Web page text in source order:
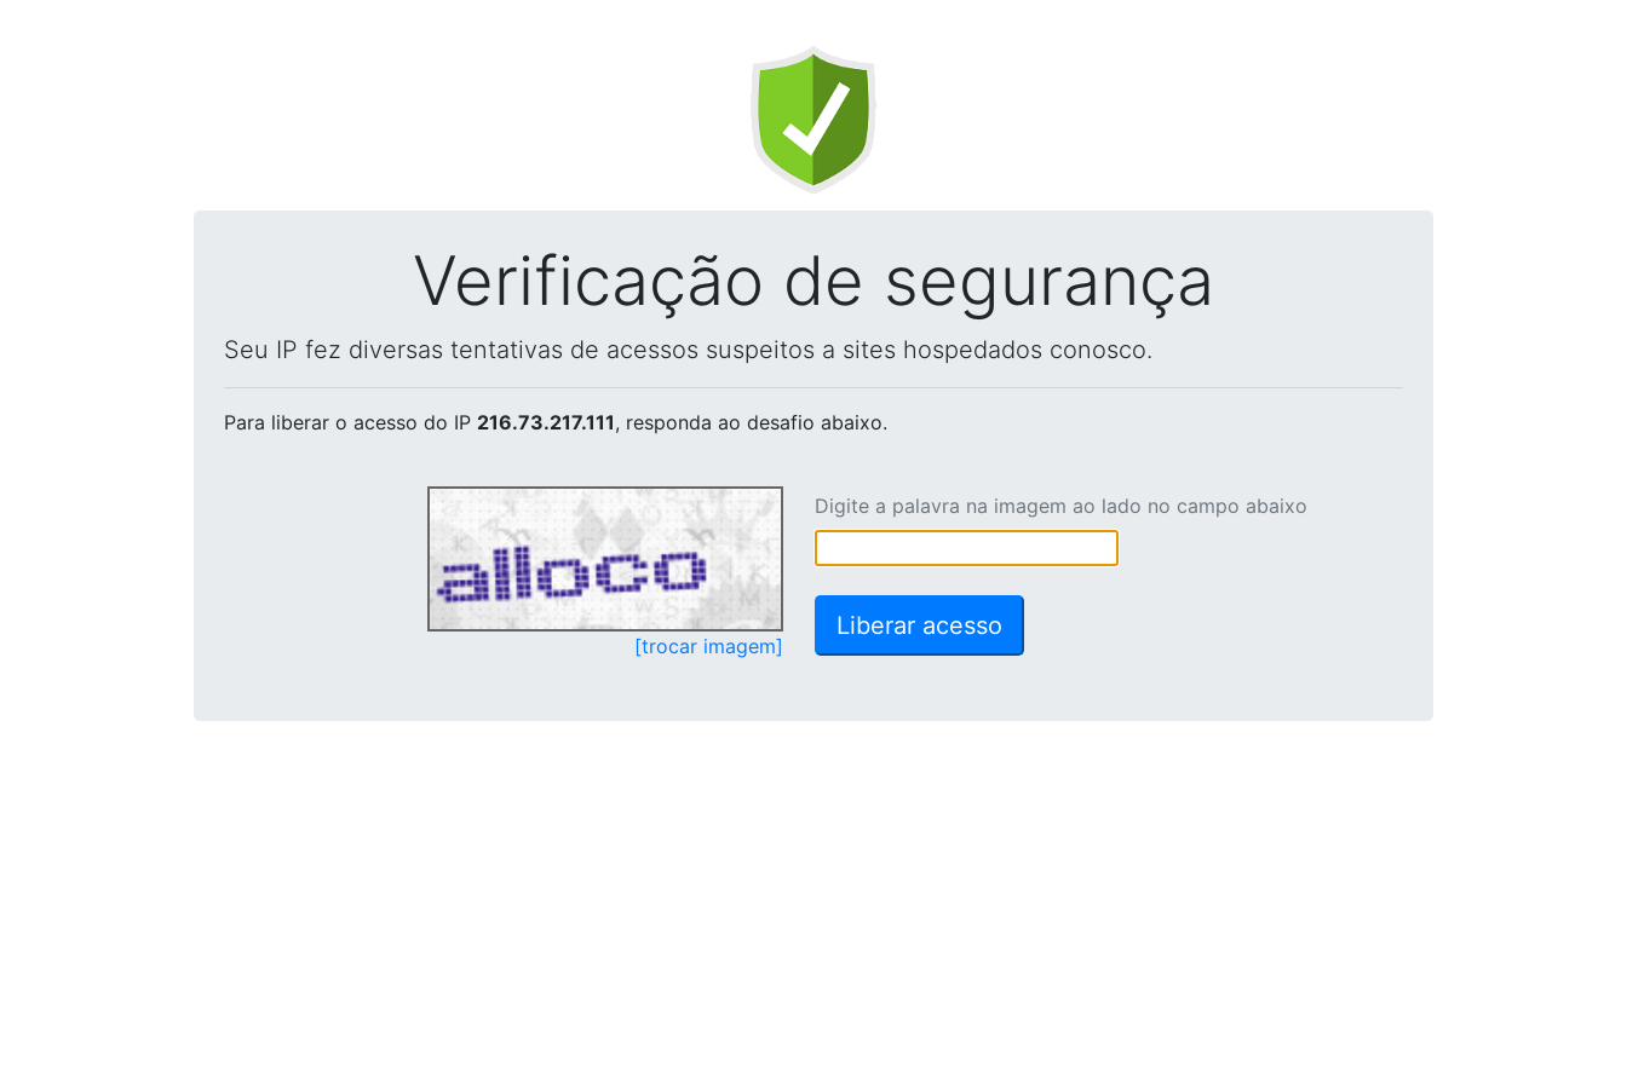
Verificação de segurança
Seu IP fez diversas tentativas de acessos suspeitos a sites hospedados conosco.
Para liberar o acesso do IP 216.73.217.111, responda ao desafio abaixo.
[trocar imagem]
Digite a palavra na imagem ao lado no campo abaixo